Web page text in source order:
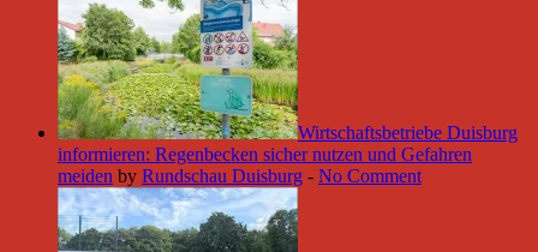
Wirtschaftsbetriebe Duisburg
informieren: Regenbecken sicher nutzen und Gefahren
meiden by Rundschau Duisburg - No Comment